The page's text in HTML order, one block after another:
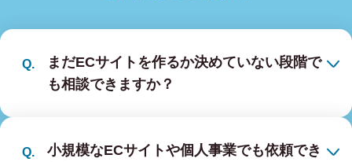
まだECサイトを作るか決めていない段階で
も相談できますか？
小規模なECサイトや個人事業でも依頼でき